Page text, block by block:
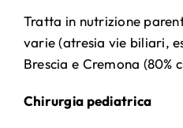
Tratta in nutrizione
varie (atresia vie biliari,
Brescia e Cremona (80%
Chirurgia pediatrica